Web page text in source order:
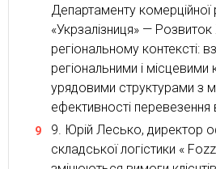
Департаменту
«Укрзалізниця» —
регіональному контексті:
регіональними і місцевими
урядовими структурами з
ефективності перевезення
Юрій Лесько, директор
складської логістики «